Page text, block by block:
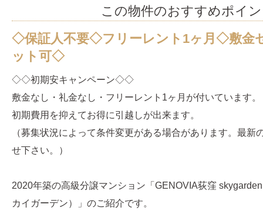
この物件のおすすめポイ
◇保証人不要◇フリーレント1ヶ月◇敷金
ット可◇
◇◇初期安キャンペーン◇◇
敷金なし・礼金なし・フリーレント1ヶ月が付いています。
初期費用を抑えてお得に引越しが出来ます。
（募集状況によって条件変更がある場合があります。最新
せ下さい。）
2020年築の高級分譲マンション「GENOVIA荻窪
カイガーデン）」のご紹介です。